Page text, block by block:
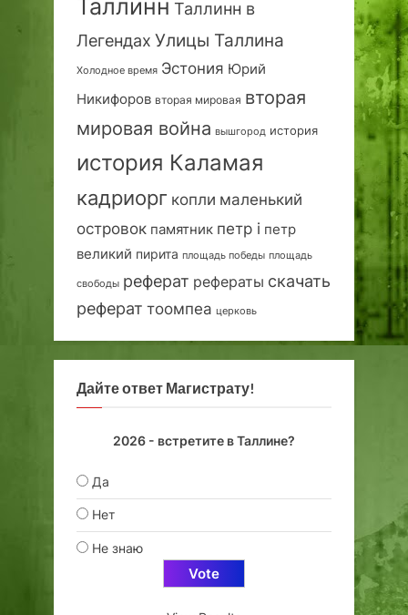
Таллинн Таллинн в
Легендах Улицы Таллина
Холодное время Эстония Юрий
Никифоров вторая мировая вторая
мировая война вышгород история
история Каламая
кадриорг копли маленький
островок памятник петр i петр
великий пирита площадь победы площадь
свободы реферат рефераты скачать
реферат тоомпеа церковь
Дайте ответ Магистрату!
2026 - встретите в Таллине?
Да
Нет
Не знаю